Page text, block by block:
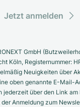
Jetzt anmelden
GmbH
Köln, Registernummer:
Neuigkeiten über
oben genannte E-Mail-
jederzeit über den Link am
Anmeldung zum